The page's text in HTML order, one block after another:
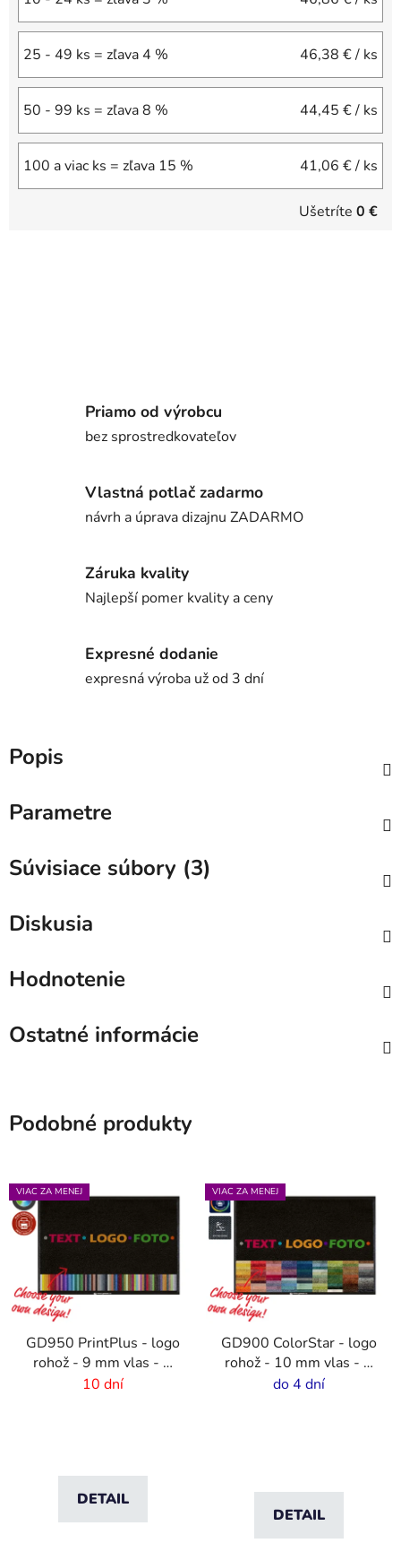
25 - 49 ks = zľava 4 % 46,38 €/ ks
50 - 99 ks = zľava 8 % 44,45 €/ ks
100 a viac ks = zľava 15 % 41,06 €/ ks
Ušetríte 0 €
Priamo od výrobcu
bez sprostredkovateľov
Vlastná potlač zadarmo
návrh a úprava dizajnu ZADARMO
Záruka kvality
Najlepší pomer kvality a ceny
Expresné dodanie
expresná výroba už od 3 dní
Popis
Parametre
Súvisiace súbory (3)
Diskusia
Hodnotenie
Ostatné informácie
Podobné produkty
VIAC ZA MENEJ
GD950 PrintPlus - logo
rohož - 9 mm vlas - 2
cm gumový okraj
10 dní
DETAIL
VIAC ZA MENEJ
GD900 ColorStar - logo
rohož - 10 mm vlas - 2
cm gumový okraj
do 4 dní
DETAIL